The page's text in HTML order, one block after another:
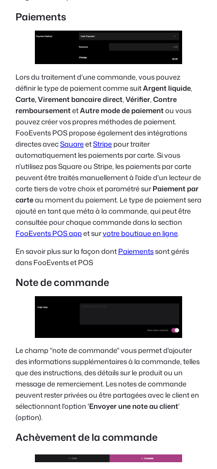
Paiements
Lors du traitement d'une commande, vous pouvez
définir le type de paiement comme suitArgent liquide,
Carte,Virement bancaire direct,Vérifier,Contre
remboursementetAutre mode de paiementou vous
pouvez créer vos propres méthodes de paiement.
FooEvents POS propose également des intégrations
directes avecSquareetStripepour traiter
automatiquement les paiements par carte. Si vous
n'utilisez pas Square ou Stripe, les paiements par carte
peuvent être traités manuellement à l'aide d'un lecteur de
carte tiers de votre choix et paramétré surPaiement par
carteau moment du paiement. Le type de paiement sera
ajouté en tant que méta à la commande, qui peut être
consultée pour chaque commande dans la section
FooEvents POS appet survotre boutique en ligne.
En savoir plus sur la façon dontPaiementssont gérés
dans FooEvents et POS
Note de commande
Le champ "note de commande" vous permet d'ajouter
des informations supplémentaires à la commande, telles
que des instructions, des détails sur le produit ou un
message de remerciement. Les notes de commande
peuvent rester privées ou être partagées avec le client en
sélectionnant l'option 'Envoyer une note au client'
(option).
Achèvement de la commande